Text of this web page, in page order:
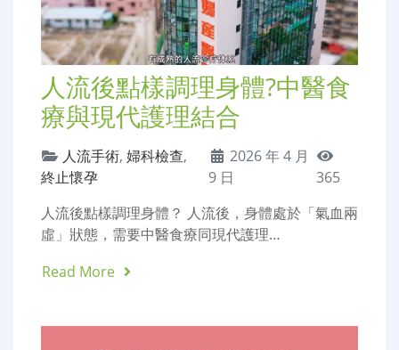
人流後點樣調理身體?中醫食
療與現代護理結合
人流手術, 婦科檢查,
終止懷孕
2026 年 4 月
9 日
365
人流後點樣調理身體？ 人流後，身體處於「氣血兩
虛」狀態，需要中醫食療同現代護理…
Read More